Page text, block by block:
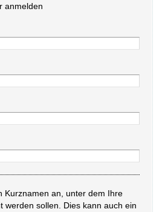
anmelden
Kurznamen an, unter dem Ihre
werden sollen. Dies kann auch ein